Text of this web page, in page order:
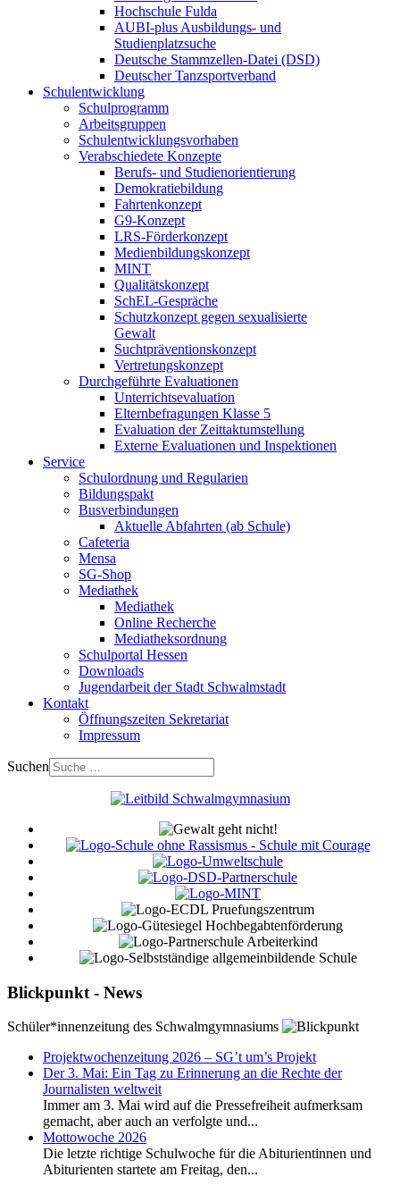
Hochschule Fulda
AUBI-plus Ausbildungs- und
Studienplatzsuche
Deutsche Stammzellen-Datei (DSD)
Deutscher Tanzsportverband
Schulentwicklung
Schulprogramm
Arbeitsgruppen
Schulentwicklungsvorhaben
Verabschiedete Konzepte
Berufs- und Studienorientierung
Demokratiebildung
Fahrtenkonzept
G9-Konzept
LRS-Förderkonzept
Medienbildungskonzept
MINT
Qualitätskonzept
SchEL-Gespräche
Schutzkonzept gegen sexualisierte
Gewalt
Suchtpräventionskonzept
Vertretungskonzept
Durchgeführte Evaluationen
Unterrichtsevaluation
Elternbefragungen Klasse 5
Evaluation der Zeittaktumstellung
Externe Evaluationen und Inspektionen
Service
Schulordnung und Regularien
Bildungspakt
Busverbindungen
Aktuelle Abfahrten (ab Schule)
Cafeteria
Mensa
SG-Shop
Mediathek
Mediathek
Online Recherche
Mediatheksordnung
Schulportal Hessen
Downloads
Jugendarbeit der Stadt Schwalmstadt
Kontakt
Öffnungszeiten Sekretariat
Impressum
Suchen
Blickpunkt - News
Schüler*innenzeitung des Schwalmgymnasiums
Projektwochenzeitung 2026 – SG’t um’s Projekt
Der 3. Mai: Ein Tag zu Erinnerung an die Rechte der
Journalisten weltweit
Immer am 3. Mai wird auf die Pressefreiheit aufmerksam
gemacht, aber auch an verfolgte und...
Mottowoche 2026
Die letzte richtige Schulwoche für die Abiturientinnen und
Abiturienten startete am Freitag, den...